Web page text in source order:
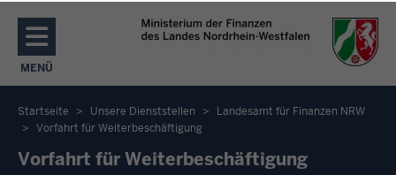
Direkt zum Inhalt
MENÜ
NAVIGATION AKTIVIEREN/DEAKTIVIEREN: MENÜ
Sie
befinden
Startseite Unsere Dienststellen
Landesamt für Finanzen NRW
Vorfahrt für Weiterbeschäftigung
Vorfahrt für Weiterbeschäftigung